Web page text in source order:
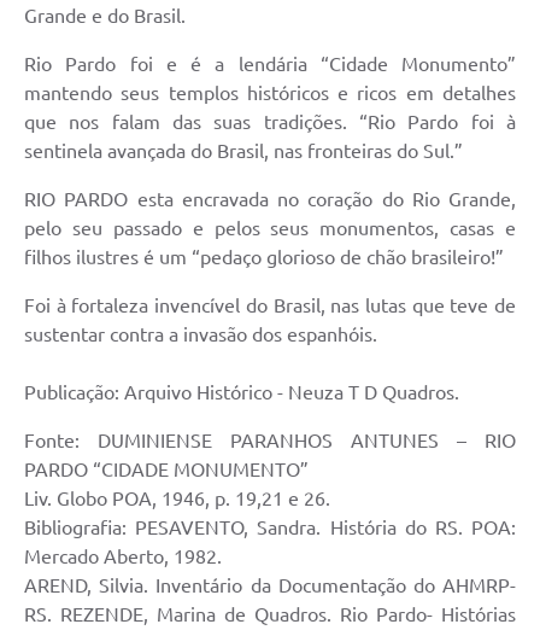
Grande e do Brasil.
Rio Pardo foi e é a lendária “Cidade Monumento”
mantendo seus templos históricos e ricos em detalhes
que nos falam das suas tradições. “Rio Pardo foi à
sentinela avançada do Brasil, nas fronteiras do Sul.”
RIO PARDO esta encravada no coração do Rio Grande,
pelo seu passado e pelos seus monumentos, casas e
filhos ilustres é um “pedaço glorioso de chão brasileiro!”
Foi à fortaleza invencível do Brasil, nas lutas que teve de
sustentar contra a invasão dos espanhóis.
Publicação: Arquivo Histórico - Neuza T D Quadros.
Fonte: DUMINIENSE PARANHOS ANTUNES – RIO
PARDO “CIDADE MONUMENTO”
Liv. Globo POA, 1946, p. 19,21 e 26.
Bibliografia: PESAVENTO, Sandra. História do RS. POA:
Mercado Aberto, 1982.
AREND, Silvia. Inventário da Documentação do AHMRP-
RS. REZENDE, Marina de Quadros. Rio Pardo- Histórias